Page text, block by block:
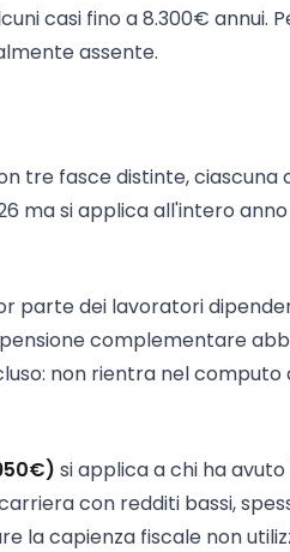
casi fino a 8.300€ annui.
assente.
tre fasce distinte,
ma si applica all'intero
parte dei lavoratori
complementare
non rientra nel
si applica a chi ha
con redditi bassi,
la capienza fiscale non